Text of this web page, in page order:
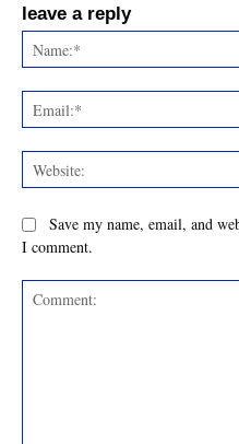
leave a reply
Save my name, email, and
I comment.